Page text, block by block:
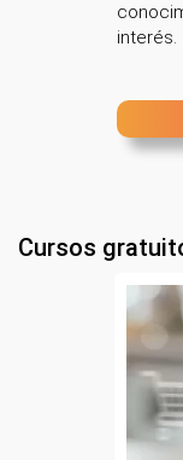
interés.
Cursos